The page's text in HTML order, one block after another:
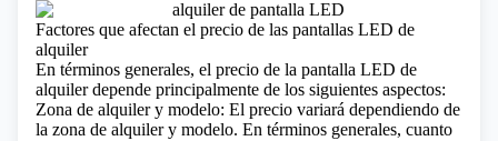
Factores que afectan el precio de las pantallas LED de
alquiler
En términos generales, el precio de la pantalla LED de
alquiler depende principalmente de los siguientes aspectos:
Zona de alquiler y modelo: El precio variará dependiendo de
la zona de alquiler y modelo. En términos generales, cuanto